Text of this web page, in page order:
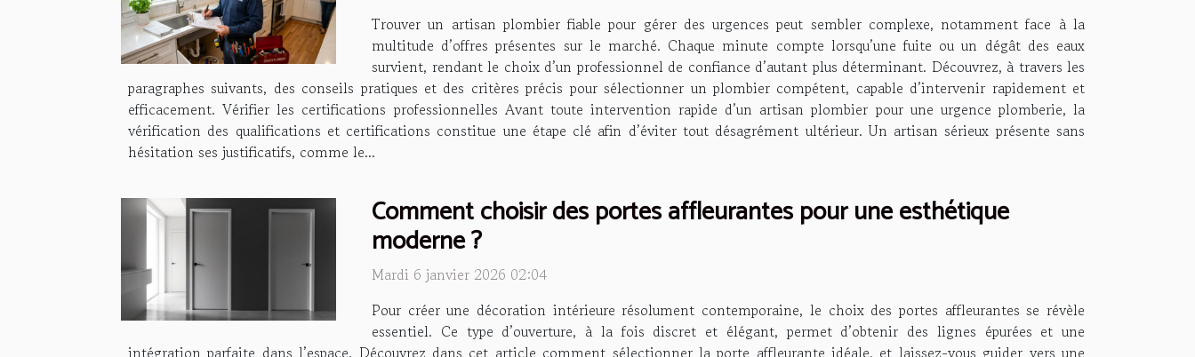
Trouver un artisan plombier fiable pour gérer des urgences peut sembler complexe, notamment face à la
multitude d’offres présentes sur le marché. Chaque minute compte lorsqu’une fuite ou un dégât des eaux
survient, rendant le choix d’un professionnel de confiance d’autant plus déterminant. Découvrez, à travers les
paragraphes suivants, des conseils pratiques et des critères précis pour sélectionner un plombier compétent, capable d’intervenir rapidement et
efficacement. Vérifier les certifications professionnelles Avant toute intervention rapide d’un artisan plombier pour une urgence plomberie, la
vérification des qualifications et certifications constitue une étape clé afin d’éviter tout désagrément ultérieur. Un artisan sérieux présente sans
hésitation ses justificatifs, comme le...
Comment choisir des portes affleurantes pour une esthétique
moderne ?
Mardi 6 janvier 2026 02:04
Pour créer une décoration intérieure résolument contemporaine, le choix des portes affleurantes se révèle
essentiel. Ce type d’ouverture, à la fois discret et élégant, permet d’obtenir des lignes épurées et une
intégration parfaite dans l’espace. Découvrez dans cet article comment sélectionner la porte affleurante idéale, et laissez-vous guider vers une